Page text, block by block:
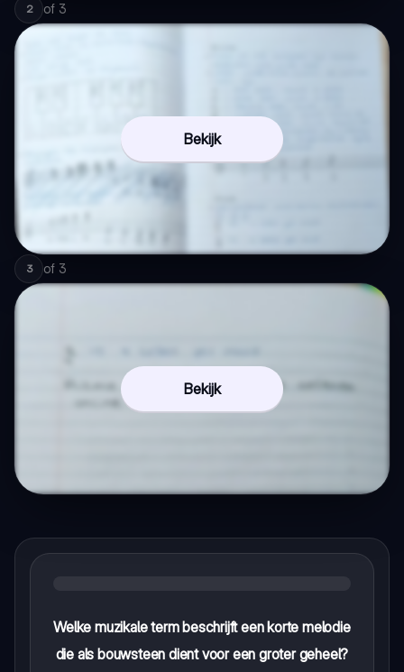
2 of 3
Bekijk
3 of 3
Bekijk
Welke muzikale term beschrijft een korte melodie
die als bouwsteen dient voor een groter geheel?